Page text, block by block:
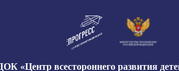
«Центр всестороннего развития